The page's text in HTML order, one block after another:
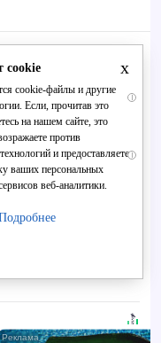
2026 году:
i
вы
i
люди
и дождь
о пищевом
x
cookie
cookie-файлы и другие
Если, прочитав это
на нашем сайте, это
против
и предоставляете
ваших персональных
веб-аналитики.